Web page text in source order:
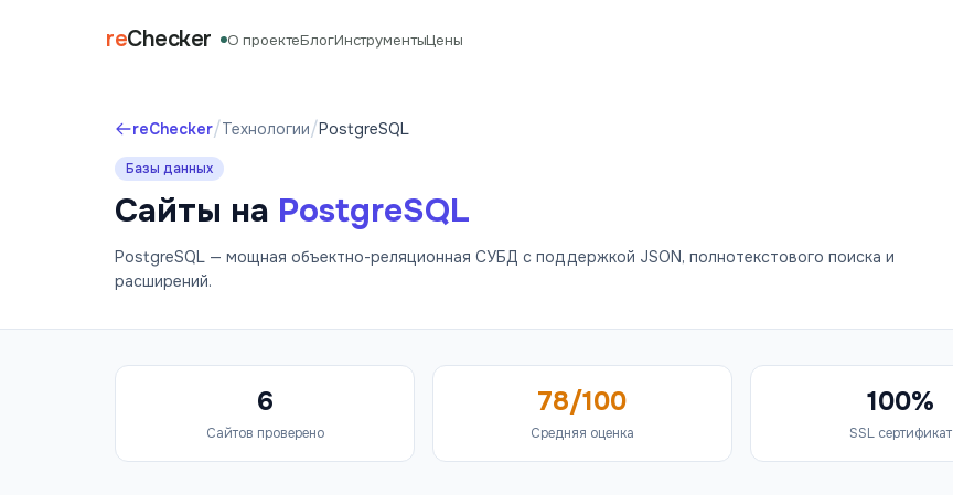
reChecker О проектеБлогИнструментыЦены
reChecker/Технологии/PostgreSQL
Базы данных
Сайты на PostgreSQL
PostgreSQL — мощная объектно-реляционная СУБД с поддержкой JSON, полнотекстового поиска и
расширений.
6
Сайтов проверено
78/100
Средняя оценка
100%
SSL сертификат